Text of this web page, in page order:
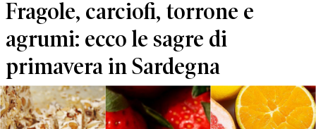
Fragole, carciofi, torrone e
agrumi: ecco le sagre di
primavera in Sardegna